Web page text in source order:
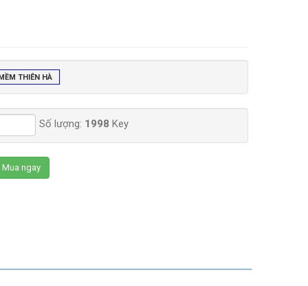
THIÊN HÀ
Số lượng: 1998 Key
Mua ngay